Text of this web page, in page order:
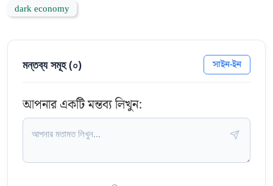
dark economy
মন্তব্য সমূহ (০) সাইন-ইন
আপনার একটি মন্তব্য লিখুন: